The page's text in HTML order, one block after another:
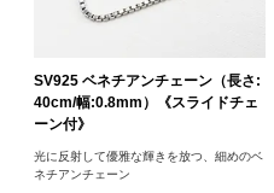
SV925 ベネチアンチェーン（長さ:
40cm/幅:0.8mm）《スライドチェ
ーン付》
光に反射して優雅な輝きを放つ、細めのベ
ネチアンチェーン